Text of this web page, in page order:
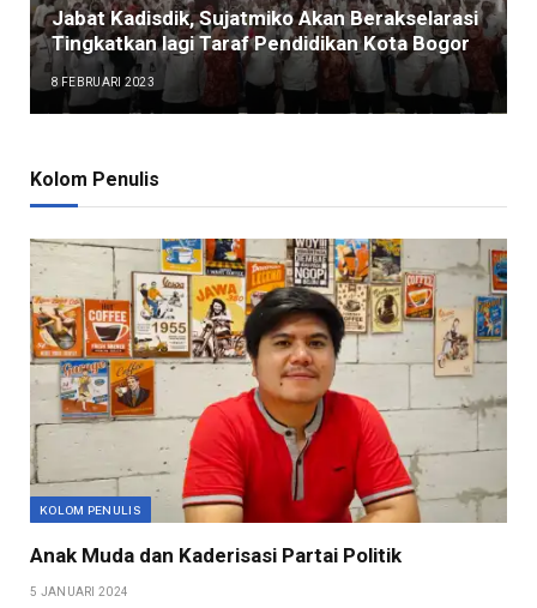
Jabat Kadisdik, Sujatmiko Akan Berakselarasi
Tingkatkan lagi Taraf Pendidikan Kota Bogor
8 FEBRUARI 2023
Kolom Penulis
KOLOM PENULIS
Anak Muda dan Kaderisasi Partai Politik
5 JANUARI 2024